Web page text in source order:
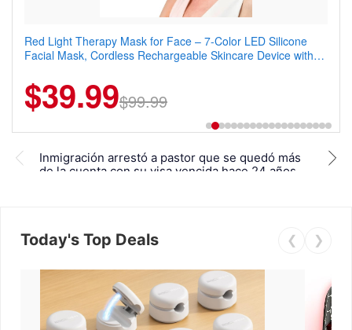
Red Light Therapy Mask for Face – 7-Color LED Silicone
Facial Mask, Cordless Rechargeable Skincare Device with
$39.99$99.99
Men's Slim Fit Polo Shirt – Quick Dry Moisture Wicking, High
Elasticity, Athletic Fit Polo for Golf, Tennis, Work & Casual
$6.99$29.99
Inmigración arrestó a pastor que se quedó más
de la cuenta con su visa vencida hace 24 años
en
Today's Top Deals ❮ ❯